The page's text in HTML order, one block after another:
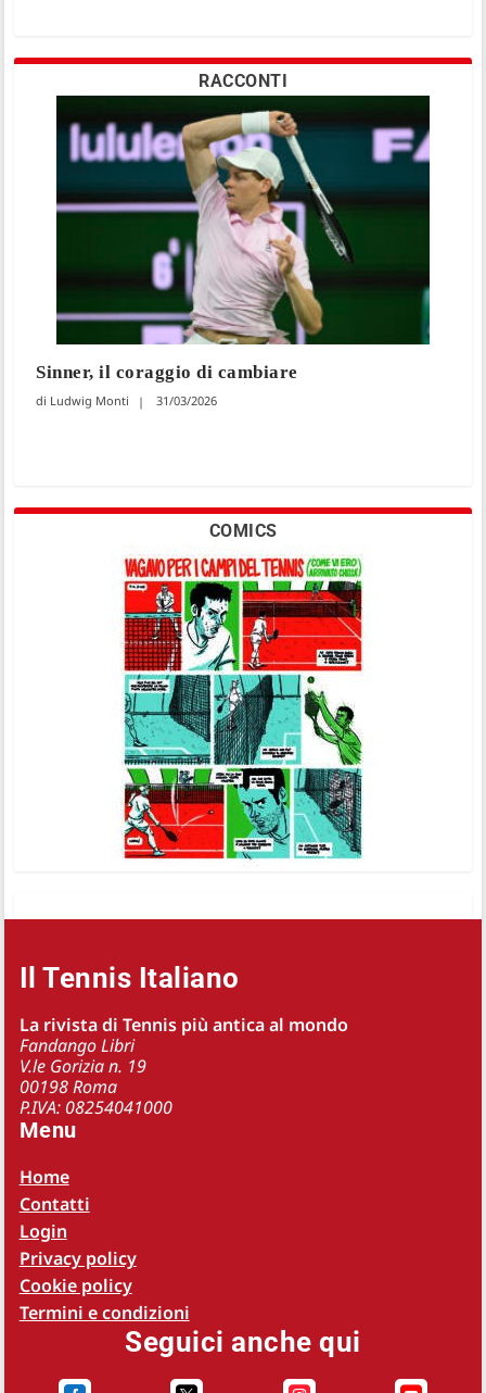
RACCONTI
Sinner, il coraggio di cambiare
Ludwig Monti 31/03/2026
COMICS
Il Tennis Italiano
La rivista di Tennis più antica al mondo
Fandango Libri
V.le Gorizia n. 19
00198 Roma
P.IVA: 08254041000
Menu
Home
Contatti
Login
Privacy policy
Cookie policy
Termini e condizioni
Seguici anche qui